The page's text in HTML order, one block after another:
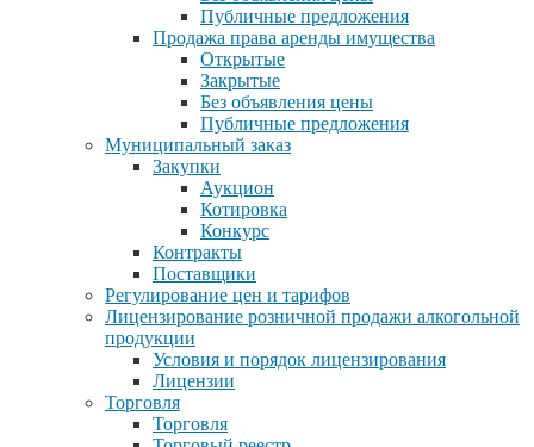
Публичные предложения
Продажа права аренды имущества
Открытые
Закрытые
Без объявления цены
Публичные предложения
Муниципальный заказ
Закупки
Аукцион
Котировка
Конкурс
Контракты
Поставщики
Регулирование цен и тарифов
Лицензирование розничной продажи алкогольной
продукции
Условия и порядок лицензирования
Лицензии
Торговля
Торговля